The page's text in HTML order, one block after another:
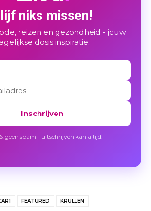
niks missen!
reizen en gezondheid - jouw
dosis inspiratie.
Inschrijven
geen spam - uitschrijven kan altijd.
FEATURED KRULLEN